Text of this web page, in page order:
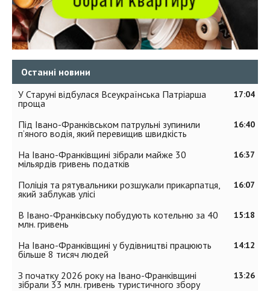
Останні новини
17:04
У Старуні відбулася Всеукраїнська Патріарша
проща
16:40
Під Івано-Франківськом патрульні зупинили
п’яного водія, який перевищив швидкість
16:37
На Івано-Франківщині зібрали майже 30
мільярдів гривень податків
16:07
Поліція та рятувальники розшукали прикарпатця,
який заблукав улісі
15:18
В Івано-Франківську побудують котельню за 40
млн. гривень
14:12
На Івано-Франківщині у будівництві працюють
більше 8 тисяч людей
13:26
З початку 2026 року на Івано-Франківщині
зібрали 33 млн. гривень туристичного збору